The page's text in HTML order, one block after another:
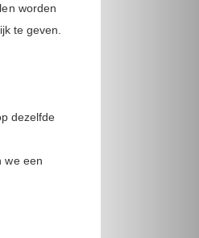
worden
te geven.
dezelfde
we een